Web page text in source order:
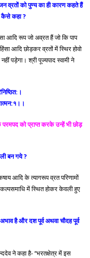
व्रतों को पुण्य का ही कारण कहते हैं
कैसे कहा ?
आदि रूप जो अव्रत हैं जो कि पाप
आदि छोड़कर व्रतों में स्थिर होवो
पड़ेगा। श्री पूज्यपाद स्वामी ने
को प्राप्त करके उन्हें भी छोड़
बन गये ?
आदि के त्यागरूप व्रत परिणामों
में स्थित होकर केवली हुए
है और दश पूर्व अथवा चौदह पूर्व
ने कहा है- ‘‘भरतक्षेत्र में इस